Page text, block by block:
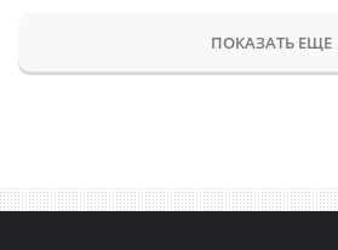
ПОКАЗАТЬ ЕЩЕ